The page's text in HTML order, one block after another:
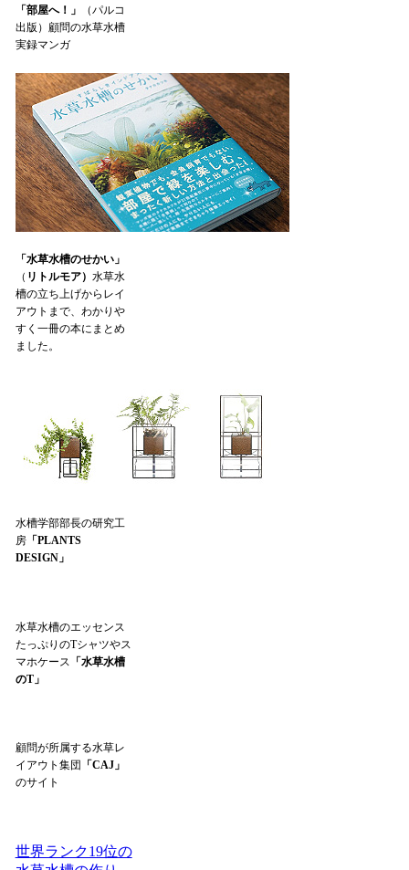
「部屋へ！」
（パルコ
出版）顧問の水草水槽
実録マンガ
「水草水槽のせかい」
（ リトルモア） 水草水
槽の立ち上げからレイ
アウトまで、わかりや
すく一冊の本にまとめ
ました。
水槽学部部長の研究工
房「PLANTS
DESIGN」
水草水槽のエッセンス
たっぷりのTシャツやス
マホケース 「水草水槽
のT」
顧問が所属する水草レ
イアウト集団
「CAJ」
のサイト
世界ランク19位の